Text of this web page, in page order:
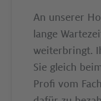
An unserer
lange
weiterbringt.
Sie gleich
Profi vom